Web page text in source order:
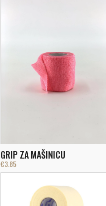
GRIP ZA MAŠINICU
€3.85